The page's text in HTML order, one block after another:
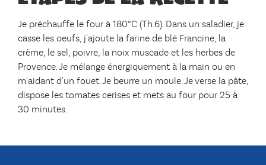
Je préchauffe le four à 180°C (Th.6). Dans un saladier, je
casse les oeufs, j'ajoute la farine de blé Francine, la
crème, le sel, poivre, la noix muscade et les herbes de
Provence. Je mélange énergiquement à la main ou en
m'aidant d'un fouet. Je beurre un moule. Je verse la pâte,
dispose les tomates cerises et mets au four pour 25 à
30 minutes.